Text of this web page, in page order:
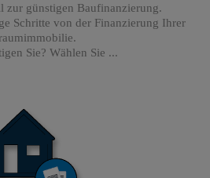
zur günstigen Baufinanzierung.
Schritte von der Finanzierung Ihrer
Sie? Wählen Sie ...